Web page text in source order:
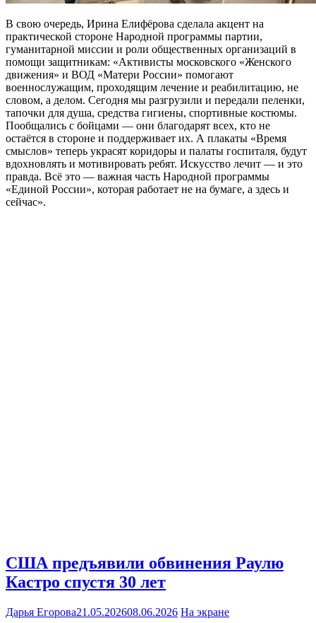
В свою очередь, Ирина Елифёрова сделала акцент на
практической стороне Народной программы партии,
гуманитарной миссии и роли общественных организаций в
помощи защитникам: «Активисты московского «Женского
движения» и ВОД «Матери России» помогают
военнослужащим, проходящим лечение и реабилитацию, не
словом, а делом. Сегодня мы разгрузили и передали пеленки,
тапочки для душа, средства гигиены, спортивные костюмы.
Пообщались с бойцами — они благодарят всех, кто не
остаётся в стороне и поддерживает их. А плакаты «Время
смыслов» теперь украсят коридоры и палаты госпиталя, будут
вдохновлять и мотивировать ребят. Искусство лечит — и это
правда. Всё это — важная часть Народной программы
«Единой России», которая работает не на бумаге, а здесь и
сейчас».
США предъявили обвинения Раулю
Кастро спустя 30 лет
Дарья Егорова21.05.202608.06.2026 На экране